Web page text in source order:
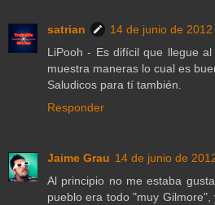
satrian
14 de junio de 2012
LiPooh - Es difícil que llegue
muestra maneras lo cual es
Saludicos para tí también.
Responder
Jaime Grau 14 de junio de
Al principio no me estaba
pueblo era todo "muy